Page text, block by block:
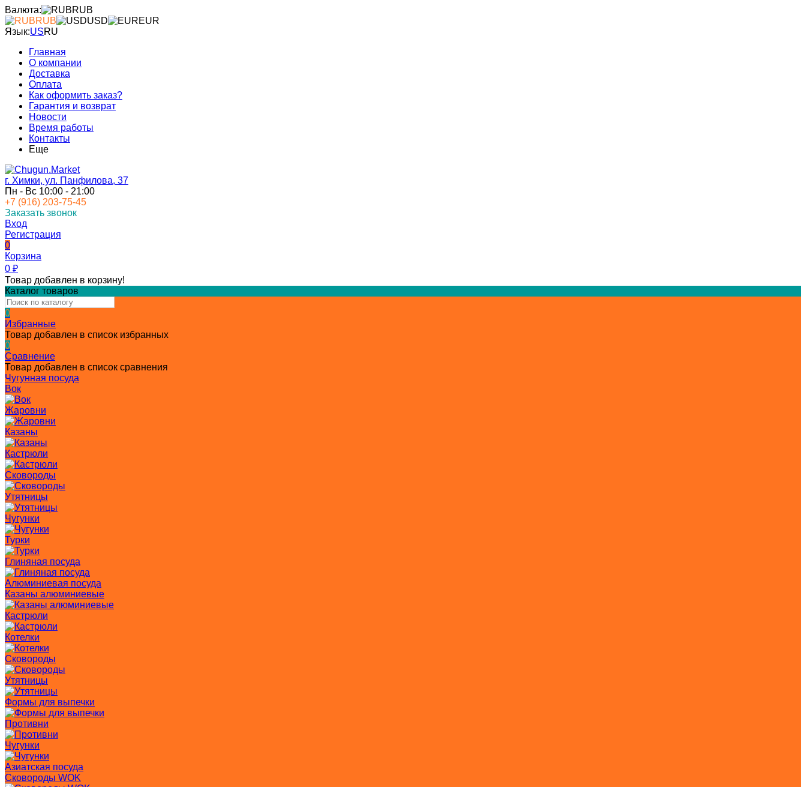
Валюта:
RUB
RUB
USD
EUR
Язык:USRU
Главная
О компании
Доставка
Оплата
Как оформить заказ?
Гарантия и возврат
Новости
Время работы
Контакты
Еще
г. Химки, ул. Панфилова, 37
Пн - Вс 10:00 - 21:00
+7 (916) 203-75-45
Заказать звонок
Вход
Регистрация
0
Корзина
0 ₽
Товар добавлен в корзину!
Каталог товаров
0
Избранные
Товар добавлен в список избранных
0
Сравнение
Товар добавлен в список сравнения
Чугунная посуда
Вок
Жаровни
Казаны
Кастрюли
Сковороды
Утятницы
Чугунки
Турки
Глиняная посуда
Алюминиевая посуда
Казаны алюминиевые
Кастрюли
Котелки
Сковороды
Утятницы
Формы для выпечки
Противни
Чугунки
Азиатская посуда
Сковороды WOK